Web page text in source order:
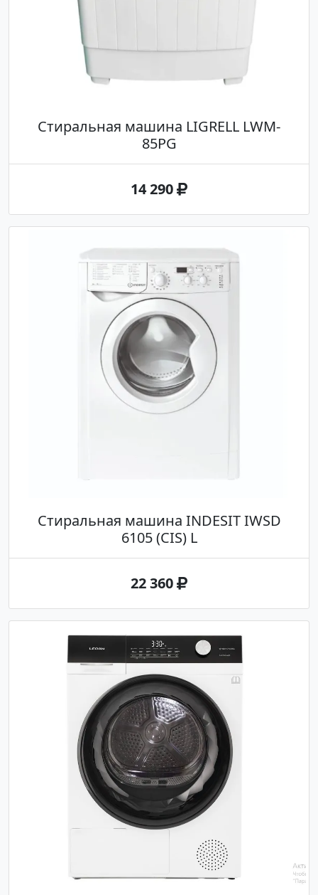
Стиральная машина LIGRELL LWM-
85PG
14 290
Стиральная машина INDESIT IWSD
6105 (CIS) L
22 360